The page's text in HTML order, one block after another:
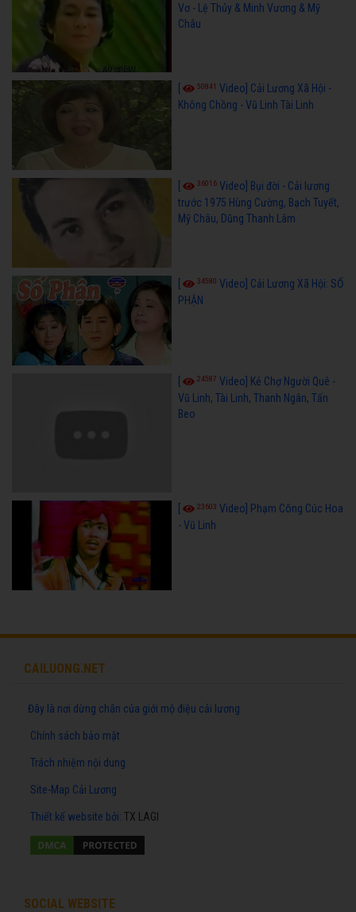
Vơ - Lệ Thủy & Minh Vương & Mỹ
Châu
50841 Video] Cải Lương Xã Hội -
Không Chồng - Vũ Linh Tài Linh
36016 Video] Bụi đời - Cải lương
trước 1975 Hùng Cường, Bạch Tuyết,
Mỹ Châu, Dũng Thanh Lâm
34580 Video] Cải Lương Xã Hội: SỐ
PHẬN
24587 Video] Kẻ Chợ Người Quê -
Vũ Linh, Tài Linh, Thanh Ngân, Tấn
Beo
23603 Video] Phạm Công Cúc Hoa
- Vũ Linh
CAILUONG.NET
Đây là nơi dừng chân của giới mộ điệu cải lương
Chính sách bảo mật
Trách nhiệm nội dung
Site-Map Cải Lương
Thiết kế website bởi: TX LAGI
SOCIAL WEBSITE